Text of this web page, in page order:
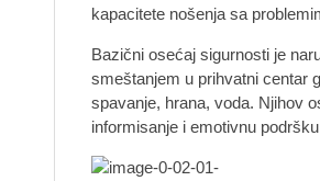
kapacitete nošenja sa
Bazični osećaj sigurnosti je
smeštanjem u prihvatni centar
spavanje, hrana, voda. Njihov
informisanje i emotivnu